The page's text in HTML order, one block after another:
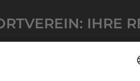
IHRE
ist mehr als nur ein